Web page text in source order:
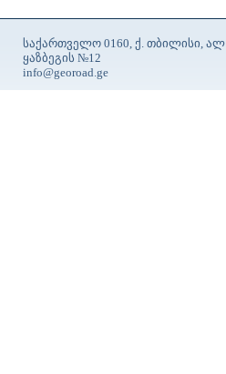
საქართველო 0160, ქ. თბილისი, ალ
ყაზბეგის №12
info@georoad.ge